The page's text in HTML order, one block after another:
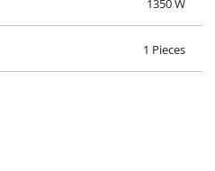
1350 W
1 Pieces